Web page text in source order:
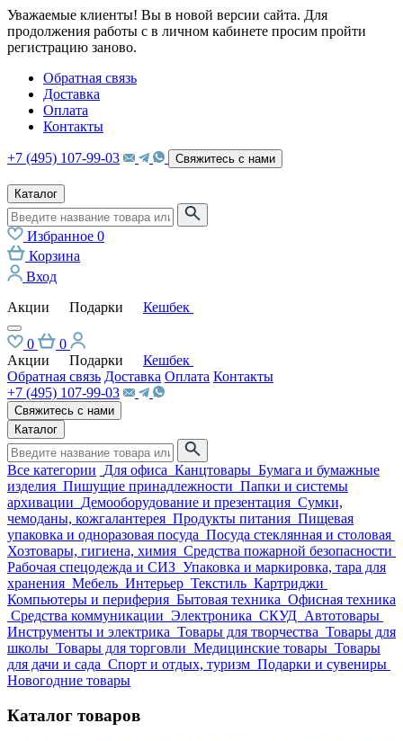
Уважаемые клиенты! Вы в новой версии сайта. Для
продолжения работы с в личном кабинете просим пройти
регистрацию заново.
Обратная связь
Доставка
Оплата
Контакты
+7 (495) 107-99-03 Свяжитесь с нами
Каталог
Избранное 0
Корзина
Вход
Акции
Подарки Кешбек
0
0
Акции
Подарки
Кешбек
Обратная связь Доставка Оплата Контакты
+7 (495) 107-99-03
Свяжитесь с нами
Каталог
Все категории Для офиса Канцтовары Бумага и бумажные
изделия Пишущие принадлежности Папки и системы
архивации Демооборудование и презентация Сумки,
чемоданы, кожгалантерея Продукты питания Пищевая
упаковка и одноразовая посуда Посуда стеклянная и столовая
Хозтовары, гигиена, химия Средства пожарной безопасности
Рабочая спецодежда и СИЗ Упаковка и маркировка, тара для
хранения Мебель Интерьер Текстиль Картриджи
Компьютеры и периферия Бытовая техника Офисная техника
Средства коммуникации Электроника СКУД Автотовары
Инструменты и электрика Товары для творчества Товары для
школы Товары для торговли Медицинские товары Товары
для дачи и сада Спорт и отдых, туризм Подарки и сувениры
Новогодние товары
Каталог товаров